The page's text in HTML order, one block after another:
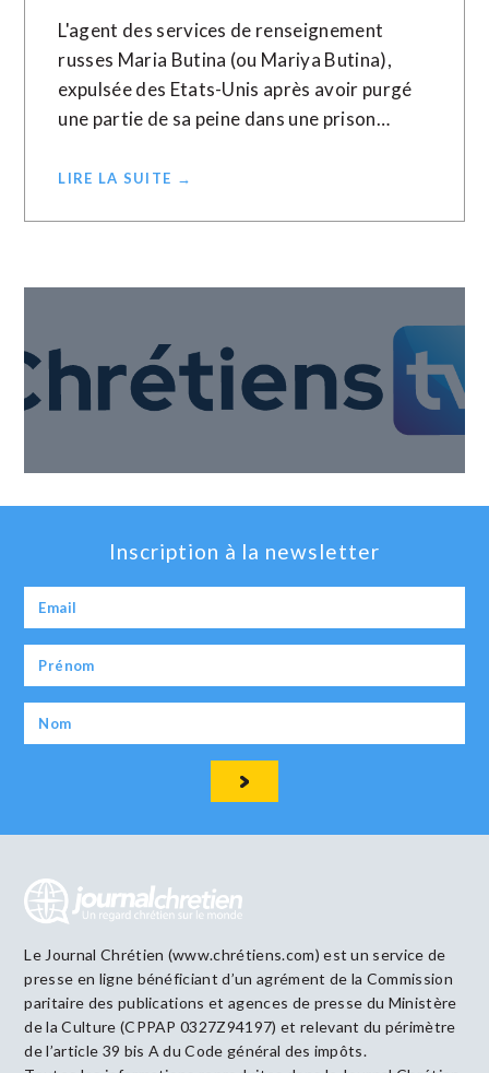
L'agent des services de renseignement
russes Maria Butina (ou Mariya Butina),
expulsée des Etats-Unis après avoir purgé
une partie de sa peine dans une prison…
LIRE LA SUITE →
Inscription à la newsletter
Le Journal Chrétien (www.chrétiens.com) est un service de
presse en ligne bénéficiant d’un agrément de la Commission
paritaire des publications et agences de presse du Ministère
de la Culture (CPPAP 0327Z94197) et relevant du périmètre
de l’article 39 bis A du Code général des impôts.